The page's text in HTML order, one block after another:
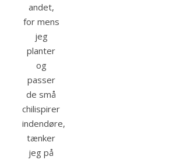
andet,
for mens
jeg
planter
og
passer
de små
chilispirer
indendøre,
tænker
jeg på